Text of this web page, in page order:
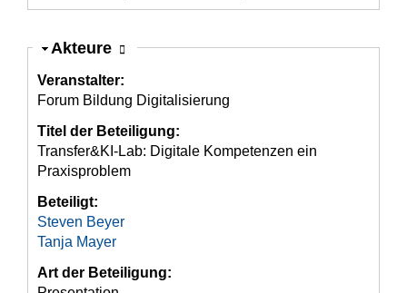
Ausblenden
Akteure
Veranstalter:
Forum Bildung Digitalisierung
Titel der Beteiligung:
Transfer&KI-Lab: Digitale Kompetenzen ein
Praxisproblem
Beteiligt:
Steven Beyer
Tanja Mayer
Art der Beteiligung: